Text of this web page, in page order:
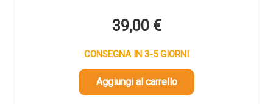
39,00 €
CONSEGNA IN 3-5 GIORNI
Aggiungi al carrello